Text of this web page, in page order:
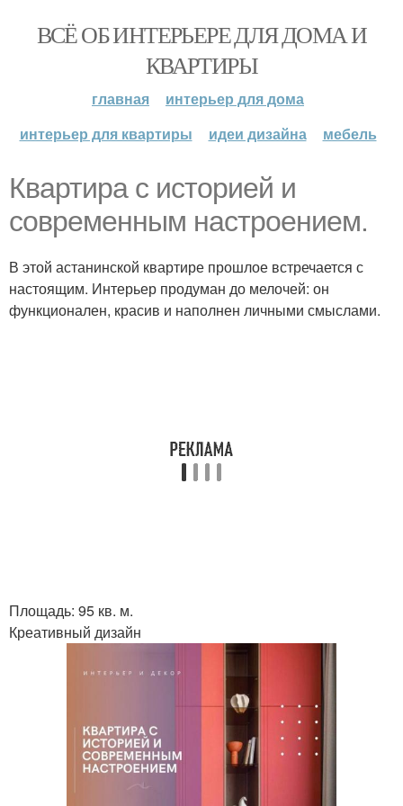
ВСЁ ОБ ИНТЕРЬЕРЕ ДЛЯ ДОМА И
КВАРТИРЫ
главная
интерьер для дома
интерьер для квартиры
идеи дизайна мебель
Квартира с историей и
современным настроением.
В этой астанинской квартире прошлое встречается с
настоящим. Интерьер продуман до мелочей: он
функционален, красив и наполнен личными смыслами.
Площадь: 95 кв. м.
Креативный дизайн